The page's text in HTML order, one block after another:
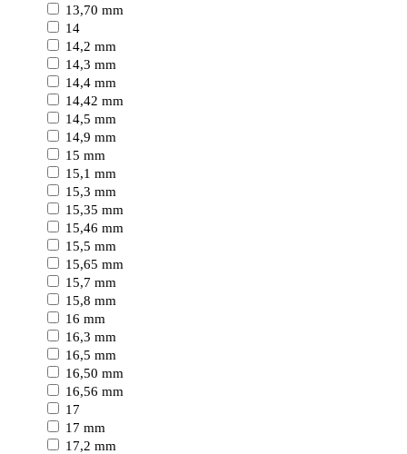
13,70 mm
14
14,2 mm
14,3 mm
14,4 mm
14,42 mm
14,5 mm
14,9 mm
15 mm
15,1 mm
15,3 mm
15,35 mm
15,46 mm
15,5 mm
15,65 mm
15,7 mm
15,8 mm
16 mm
16,3 mm
16,5 mm
16,50 mm
16,56 mm
17
17 mm
17,2 mm